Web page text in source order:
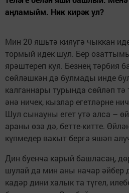
аңламыйм. Ник кирәк ул?
Мин 20 яшьтә кияүгә чыккан
тормый идек шул. Бер
ярәштереп куя. Безнең тәрбия
сөйләшкән дә булмады инде
калганнары турында сөйләп
әнә ничек, кызлар егетләрне
Шул сынауны егет үтә алса –
араны өзә дә, бетте-китте.
күпмедер вакыт бергә яшәп
Дин буенча карый башласаң,
шулай да мин аны начар әйбер
кадәр дини халык та түгел,